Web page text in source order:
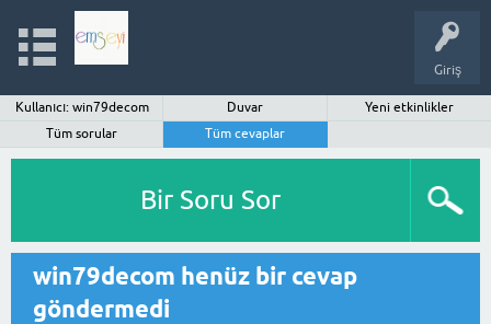
Giriş
Kullanıcı: win79decom Duvar
Yeni etkinlikler
Tüm sorular
Tüm cevaplar
Bir Soru Sor
win79decom henüz bir cevap
göndermedi